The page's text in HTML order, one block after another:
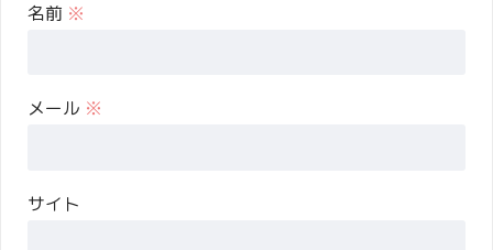
名前 ※
メール ※
サイト